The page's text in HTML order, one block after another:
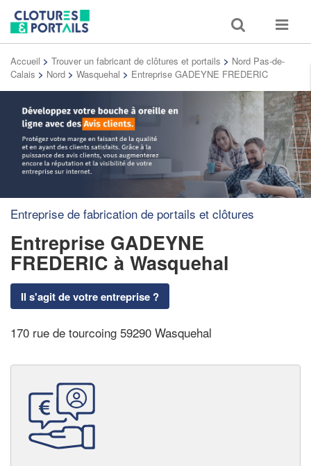
Toggle
search
Toggle
Accueil > Trouver un fabricant de clôtures et portails > Nord Pas-de-
Calais > Nord > Wasquehal > Entreprise GADEYNE FREDERIC
Entreprise de fabrication de portails et clôtures
Entreprise GADEYNE
FREDERIC à Wasquehal
Il s'agit de votre entreprise ?
170 rue de tourcoing 59290 Wasquehal